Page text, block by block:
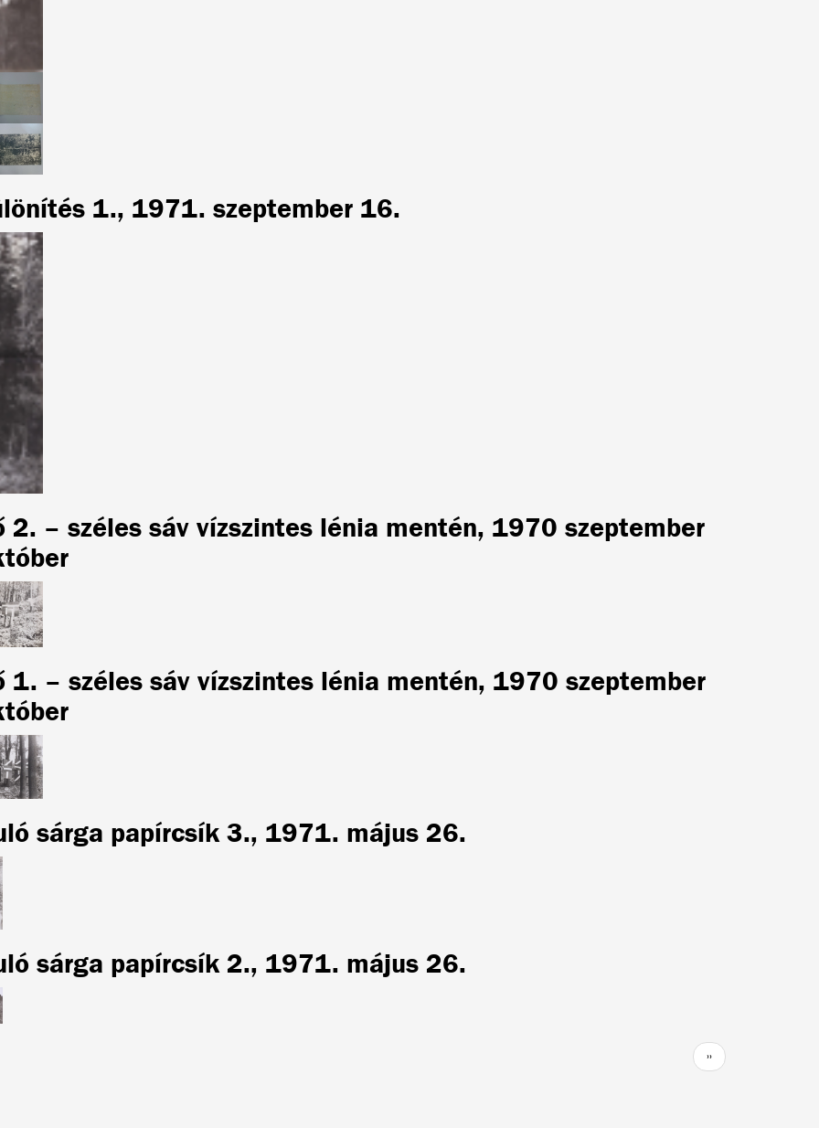
1., 1971. szeptember 16.
2. – széles sáv vízszintes lénia mentén, 1970 szeptember
1. – széles sáv vízszintes lénia mentén, 1970 szeptember
sárga papírcsík 3., 1971. május 26.
sárga papírcsík 2., 1971. május 26.
Következő
oldal
››